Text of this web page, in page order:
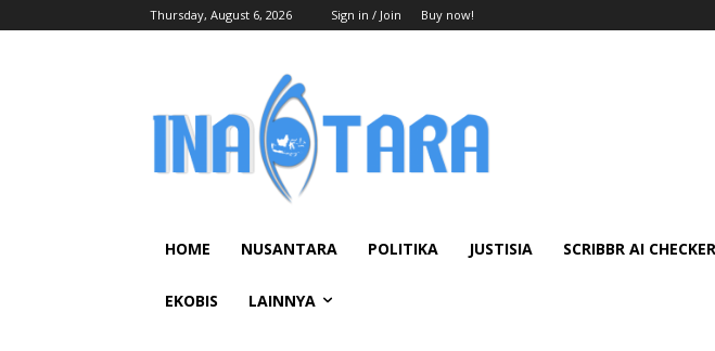
Thursday, August 6, 2026 Sign in / Join Buy now!
HOME NUSANTARA POLITIKA JUSTISIA SCRIBBR AI CHECKER
EKOBIS LAINNYA